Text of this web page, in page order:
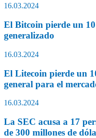
16.03.2024
El Bitcoin pierde un
generalizado
16.03.2024
El Litecoin pierde un
general para el
16.03.2024
La SEC acusa a 17
de 300 millones de